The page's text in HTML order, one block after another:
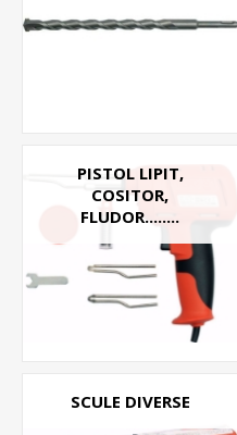
PISTOL LIPIT,
COSITOR,
FLUDOR........
SCULE DIVERSE